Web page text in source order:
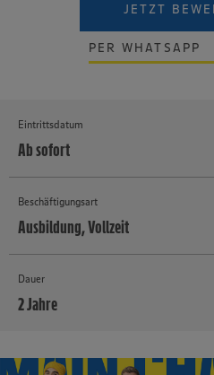
JETZT
PER WHATSAPP
Eintrittsdatum
Ab sofort
Beschäftigungsart
Ausbildung, Vollzeit
Dauer
2 Jahre